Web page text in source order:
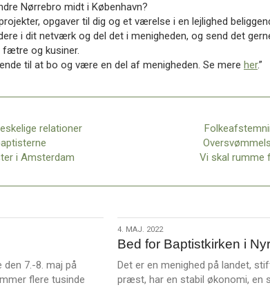
Nørrebro midt i København?
opgaver til dig og et værelse i en lejlighed
i dit netværk og del det i menigheden, og send det
fætre og kusiner.
til at bo og være en del af menigheden. Se mere her.”
relationer
i Amsterdam Vi skal rumme
den 7.-8. maj på
flere tusinde
4.
maj.
2022
4. MAJ. 2022
Bed for Baptistkirken i
Det er en menighed på landet,
præst, har en stabil økonomi, en